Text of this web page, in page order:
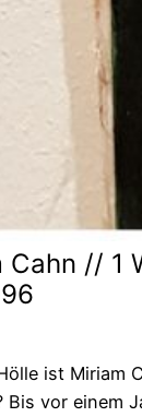
// 1
ist Miriam
Bis vor einem